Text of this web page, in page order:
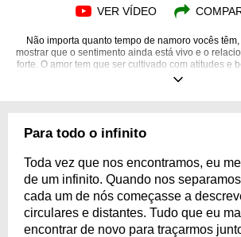
VER VÍDEO
Não importa quanto tempo de namoro vocês
mostrar que o sentimento ainda está vivo e o
forte. O amor tem que ser cultivado com atitudes e
quanto seu parceiro é especial na sua vida,
Para todo o infinito
Toda vez que nos encontramos, eu
de um infinito. Quando nos
cada um de nós começasse a
circulares e distantes. Tudo que eu
encontrar de novo para traçarmos